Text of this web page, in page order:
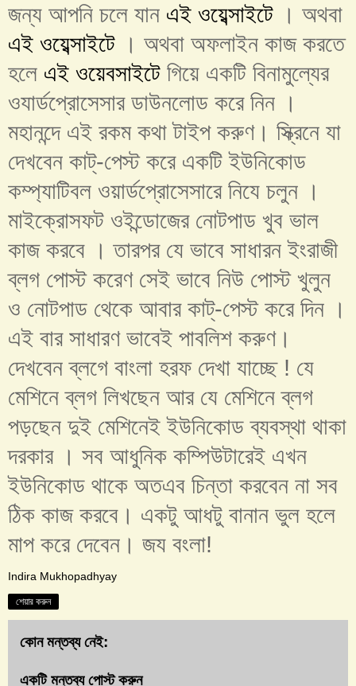
জন্য আপনি চলে যান এই ওয়েব্সাইটে । অথবা
এই ওয়েব্সাইটে । অথবা অফলাইন কাজ করতে
হলে এই ওয়েবসাইটে গিয়ে একটি বিনামুল্যের
ওযার্ডপ্রোসেসার ডাউনলোড করে নিন ।
মহানন্দে এই রকম কথা টাইপ করুণ। স্ক্রিনে যা
দেখবেন কাট্-পেস্ট করে একটি ইউনিকোড
কম্প্যাটিবল ওয়ার্ডপ্রোসেসারে নিযে চলুন ।
মাইক্রোসফট ওইন্ডোজের নোটপাড খুব ভাল
কাজ করবে । তারপর যে ভাবে সাধারন ইংরাজী
ব্লগ পোস্ট করেণ সেই ভাবে নিউ পোস্ট খুলুন
ও নোটপাড থেকে আবার কাট্-পেস্ট করে দিন ।
এই বার সাধারণ ভাবেই পাবলিশ করুণ।
দেখবেন ব্লগে বাংলা হরফ দেখা যাচ্ছে ! যে
মেশিনে ব্লগ লিখছেন আর যে মেশিনে ব্লগ
পড়ছেন দুই মেশিনেই ইউনিকোড ব্যবস্থা থাকা
দরকার । সব আধুনিক কম্পিউটারেই এখন
ইউনিকোড থাকে অতএব চিন্তা করবেন না সব
ঠিক কাজ করবে। একটু আধটু বানান ভুল হলে
মাপ করে দেবেন। জয বংলা!
Indira Mukhopadhyay
শেয়ার করুন
কোন মন্তব্য নেই:
একটি মন্তব্য পোস্ট করুন